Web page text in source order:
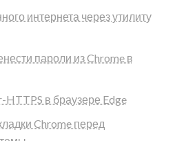
интернета через утилиту
пароли из Chrome в
в браузере Edge
Chrome перед